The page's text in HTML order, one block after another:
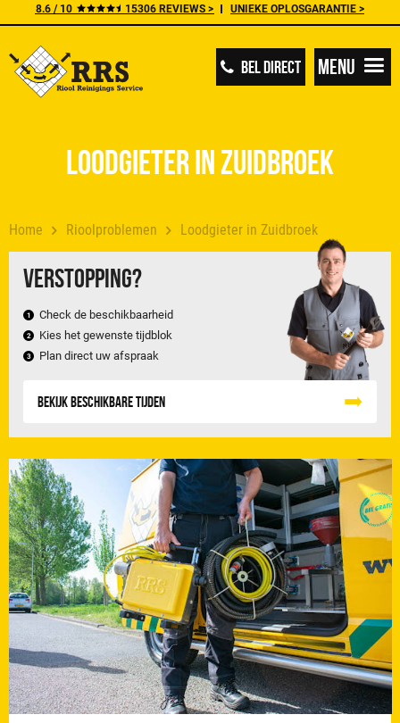
8.6 / 10 15306 REVIEWS > UNIEKE OPLOSGARANTIE >
BEL DIRECT Menu
Home Rioolproblemen Loodgieter in Zuidbroek
Verstopping?
Check de beschikbaarheid
Kies het gewenste tijdblok
Plan direct uw afspraak
Bekijk beschikbare tijden
Loodgieter in Zuidbroek